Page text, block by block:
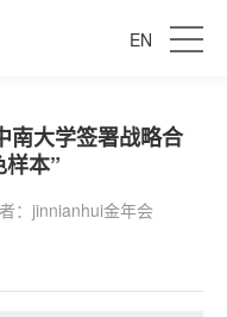
EN
大学签署战略合
本”
：jinnianhui金年会